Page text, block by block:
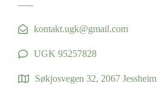
kontakt.ugk@gmail.com
UGK 95257828
Søkjosvegen 32, 2067 Jessheim